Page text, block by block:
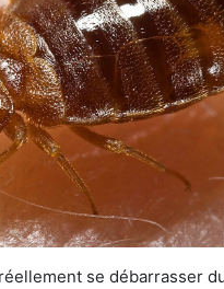
se débarrasser